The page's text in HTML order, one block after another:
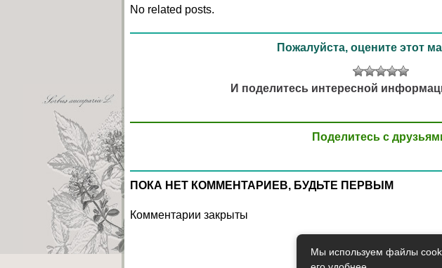
No related posts.
Пожалуйста, оцените этот
И поделитесь интересной
Поделитесь с
ПОКА НЕТ КОММЕНТАРИЕВ, БУДЬТЕ ПЕРВЫМ
Комментарии закрыты
Мы используем файлы